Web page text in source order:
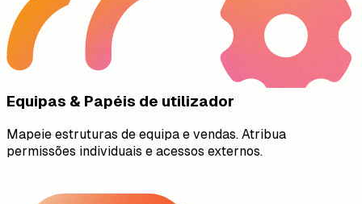
Equipas & Papéis de utilizador
Mapeie estruturas de equipa e vendas. Atribua
permissões individuais e acessos externos.